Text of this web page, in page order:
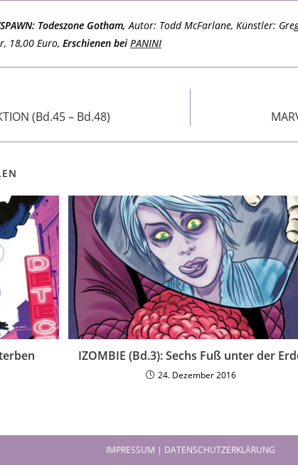
Todeszone Gotham, Autor: Todd McFarlane, Künstler:
18,00 Euro, Erschienen bei PANINI
(Bd.45 – Bd.48)
IZOMBIE (Bd.3): Sechs Fuß unter der
24. Dezember 2016
IMPRESSUM | DATENSCHUTZERKLÄRUNG